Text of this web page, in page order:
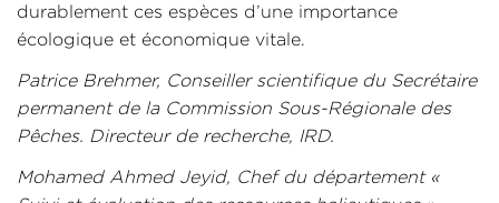
durablement ces espèces d’une importance
écologique et économique vitale.
Patrice Brehmer, Conseiller scientifique du Secrétaire
permanent de la Commission Sous-Régionale des
Pêches. Directeur de recherche, IRD.
Mohamed Ahmed Jeyid, Chef du département «